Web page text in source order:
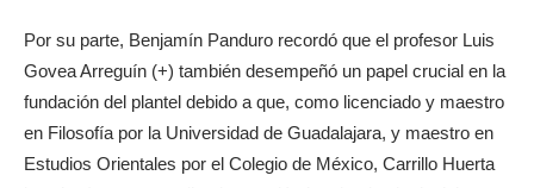
Por su parte, Benjamín Panduro recordó que el profesor Luis
Govea Arreguín (+) también desempeñó un papel crucial en la
fundación del plantel debido a que, como licenciado y maestro
en Filosofía por la Universidad de Guadalajara, y maestro en
Estudios Orientales por el Colegio de México, Carrillo Huerta